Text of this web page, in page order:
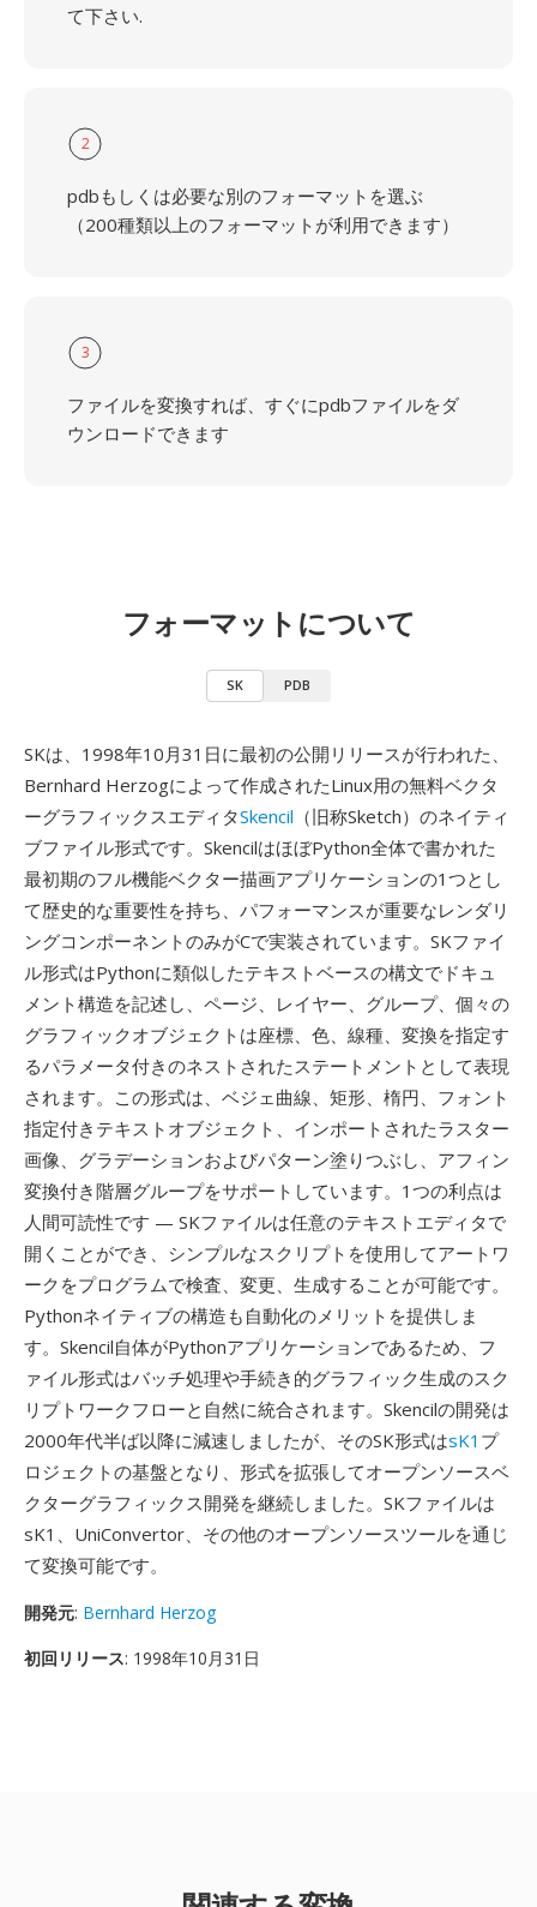
て下さい.
2
pdbもしくは必要な別のフォーマットを選ぶ
（200種類以上のフォーマットが利用できます）
3
ファイルを変換すれば、すぐにpdbファイルをダ
ウンロードできます
フォーマットについて
SK PDB
SKは、1998年10月31日に最初の公開リリースが行われた、
Bernhard Herzogによって作成されたLinux用の無料ベクタ
ーグラフィックスエディタSkencil （旧称Sketch）のネイティ
ブファイル形式です。SkencilはほぼPython全体で書かれた
最初期のフル機能ベクター描画アプリケーションの1つとし
て歴史的な重要性を持ち、パフォーマンスが重要なレンダリ
ングコンポーネントのみがCで実装されています。SKファイ
ル形式はPythonに類似したテキストベースの構文でドキュ
メント構造を記述し、ページ、レイヤー、グループ、個々の
グラフィックオブジェクトは座標、色、線種、変換を指定す
るパラメータ付きのネストされたステートメントとして表現
されます。この形式は、ベジェ曲線、矩形、楕円、フォント
指定付きテキストオブジェクト、インポートされたラスター
画像、グラデーションおよびパターン塗りつぶし、アフィン
変換付き階層グループをサポートしています。1つの利点は
人間可読性です — SKファイルは任意のテキストエディタで
開くことができ、シンプルなスクリプトを使用してアートワ
ークをプログラムで検査、変更、生成することが可能です。
Pythonネイティブの構造も自動化のメリットを提供しま
す。Skencil自体がPythonアプリケーションであるため、フ
ァイル形式はバッチ処理や手続き的グラフィック生成のスク
リプトワークフローと自然に統合されます。Skencilの開発は
2000年代半ば以降に減速しましたが、そのSK形式はsK1 プ
ロジェクトの基盤となり、形式を拡張してオープンソースベ
クターグラフィックス開発を継続しました。SKファイルは
sK1、UniConvertor、その他のオープンソースツールを通じ
て変換可能です。
開発元: Bernhard Herzog
初回リリース: 1998年10月31日